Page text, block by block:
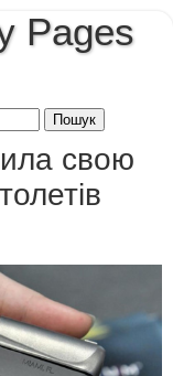
Pages
свою